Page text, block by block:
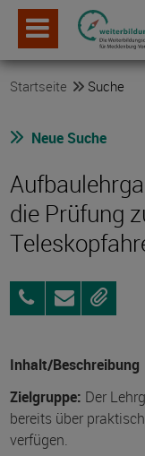
Startseite Suche
Neue Suche
die Prüfung
0381
80945-
AnfragenMerken
Inhalt/Beschreibung
Zielgruppe: Der
bereits über
verfügen.